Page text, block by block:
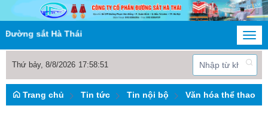
sắt Hà Thái
Thứ bảy, 8/8/2026 17:58:52
Trang chủ Tin tức Tin nội bộ Văn hóa thể thao